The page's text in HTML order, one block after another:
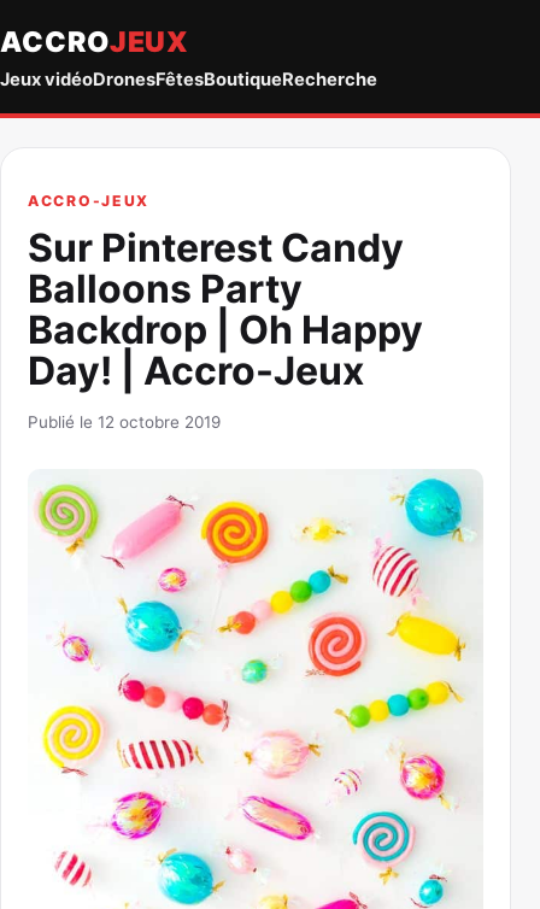
ACCROJEUX
Jeux vidéoDronesFêtesBoutiqueRecherche
ACCRO-JEUX
Sur Pinterest Candy
Balloons Party
Backdrop | Oh Happy
Day! | Accro-Jeux
Publié le 12 octobre 2019